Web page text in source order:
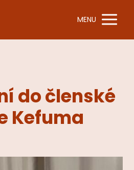
MENU
do členské
Kefuma